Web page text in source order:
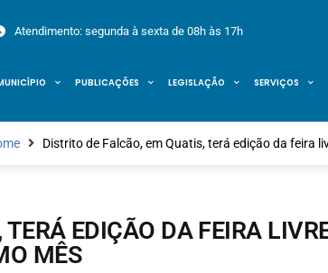
Atendimento: segunda à sexta de 08h às 17h
PUBLICAÇÕES LEGISLAÇÃO SERVIÇOS
Distrito de Falcão, em Quatis, terá edição da feira
EDIÇÃO DA FEIRA
MÊS